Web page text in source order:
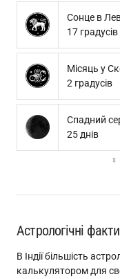
Сонце в
17 градусів
Місяць у
2 градусів
Спадний
25 днів
☿
Астрологічні факти
В Індії більшість
калькулятором для